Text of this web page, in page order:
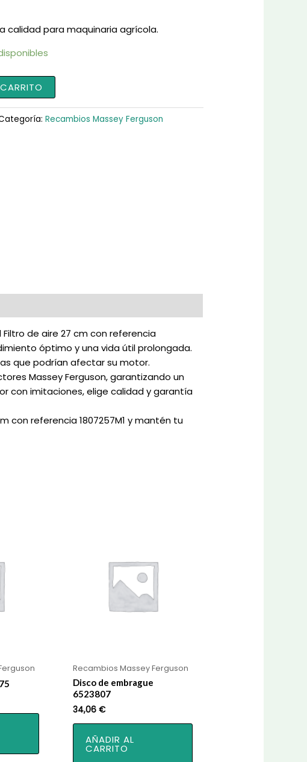
calidad para maquinaria agrícola.
Recambios Massey Ferguson
de aire 27 cm con referencia
óptimo y una vida útil prolongada.
que podrían afectar su motor.
Massey Ferguson, garantizando un
con imitaciones, elige calidad y garantía
con referencia 1807257M1 y mantén tu
Recambios Massey Ferguson
Disco de embrague
6523807
34,06 €
AÑADIR AL
CARRITO